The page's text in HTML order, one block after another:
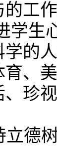
工作
学生
的
育、
、珍
立德